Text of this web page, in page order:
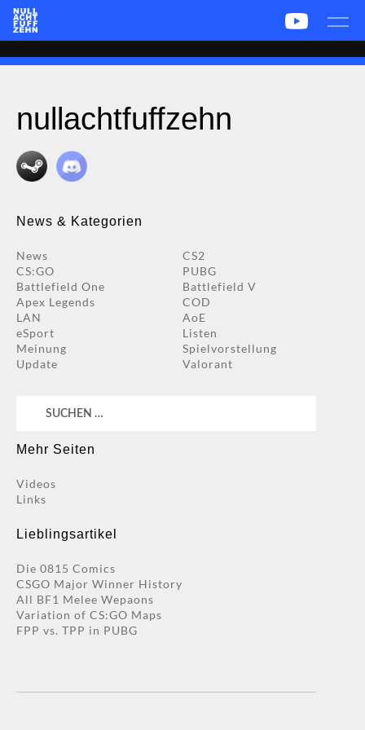
News Team CS2 PUBG eSport
nullachtfuffzehn
News & Kategorien
News
CS2
CS:GO
PUBG
Battlefield One
Battlefield V
Apex Legends
COD
LAN
AoE
eSport
Listen
Meinung
Spielvorstellung
Update
Valorant
Suchen
Mehr Seiten
Videos
Links
Lieblingsartikel
Die 0815 Comics
CSGO Major Winner History
All BF1 Melee Wepaons
Variation of CS:GO Maps
FPP vs. TPP in PUBG